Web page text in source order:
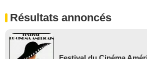
Résultats annoncés